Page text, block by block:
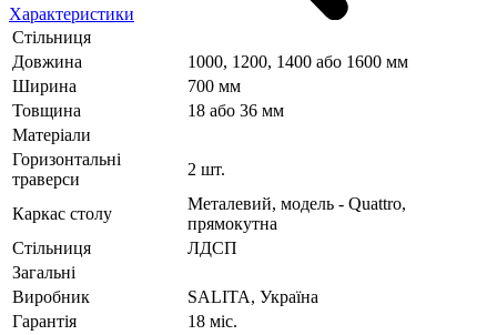
Характеристики
Стільниця
Довжина
1000, 1200, 1400 або 1600 мм
Ширина
700 мм
Товщина
18 або 36 мм
Матеріали
Горизонтальні
траверси
2 шт.
Каркас столу
Металевий, модель - Quattro,
прямокутна
Стільниця
ЛДСП
Загальні
Виробник
SALITA, Україна
Гарантія
18 міс.